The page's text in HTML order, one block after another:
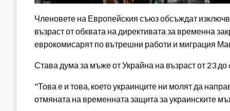
Членовете на Европейския съюз обсъждат
възраст от обхвата на директивата за временна
еврокомисарят по вътрешни работи и миграция
Става дума за мъже от Украйна на възраст от 23 до
"Това е и това, което украинците ни молят да
отмяната на временната защита за украинските